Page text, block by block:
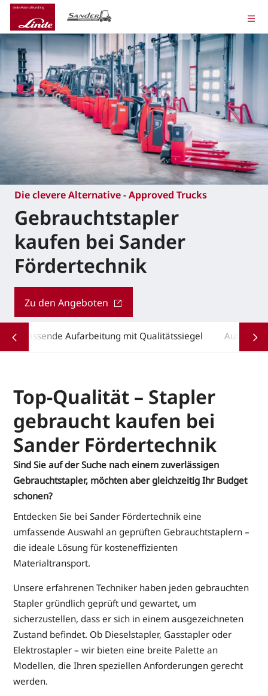
Die clevere Alternative - Approved Trucks
Gebrauchtstapler
kaufen bei Sander
Fördertechnik
Zu den Angeboten
Umfassende Aufarbeitung mit Qualitätssiegel
Top-Qualität – Stapler
gebraucht kaufen bei
Sander Fördertechnik
Sind Sie auf der Suche nach einem zuverlässigen
Gebrauchtstapler, möchten aber gleichzeitig Ihr Budget
schonen?
Entdecken Sie bei Sander Fördertechnik eine
umfassende Auswahl an geprüften Gebrauchtstaplern –
die ideale Lösung für kosteneffizienten
Materialtransport.
Unsere erfahrenen Techniker haben jeden gebrauchten
Stapler gründlich geprüft und gewartet, um
sicherzustellen, dass er sich in einem ausgezeichneten
Zustand befindet. Ob Dieselstapler, Gasstapler oder
Elektrostapler – wir bieten eine breite Palette an
Modellen, die Ihren speziellen Anforderungen gerecht
werden.